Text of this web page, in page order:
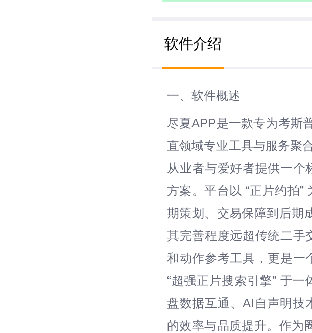
软件介绍
一、软件概述
尽夏APP是一款专为考斯
直领域专业工具与服务聚
从业者与爱好者提供一个
方案。平台以 “正片约拍
期策划、交易保障到后期
其完善程度远超传统二手
和动作参考工具，更是一
“超强正片搜索引擎” 于
盘数据互通、AI自声明技
的效率与品质提升。作为